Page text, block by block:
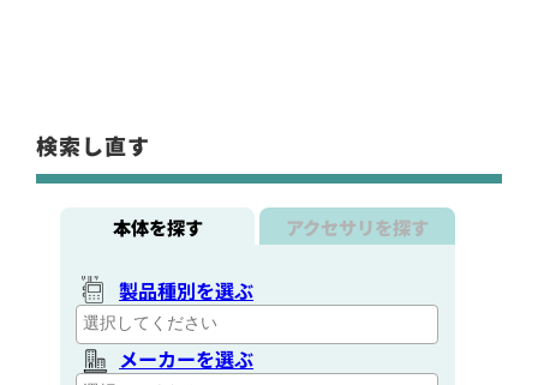
検索し直す
本体を探す アクセサリを探す
製品種別を選ぶ
メーカーを選ぶ